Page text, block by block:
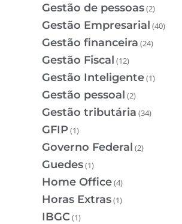
Gestão de pessoas(2)
Gestão Empresarial (40)
Gestão financeira (24)
Gestão Fiscal (12)
Gestão Inteligente(1)
Gestão pessoal (2)
Gestão tributária (34)
GFIP(1)
Governo Federal (2)
Guedes(1)
Home Office(4)
Horas Extras(1)
IBGC(1)